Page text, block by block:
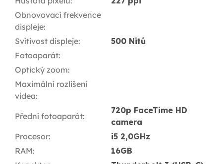
Obnovovací frekvence
displeje:
Svítivost displeje:
500 Nitů
Fotoaparát:
Optický zoom:
Maximální rozlišení
videa:
Přední fotoaparát:
720p FaceTime HD
camera
Procesor:
i5 2,0GHz
RAM:
16GB